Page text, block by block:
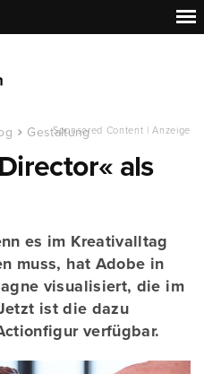
Gestaltung
Sponsored Content | Anzeige
als
es im Kreativalltag
muss, hat Adobe in
visualisiert, die im
ist die dazu
verfügbar.